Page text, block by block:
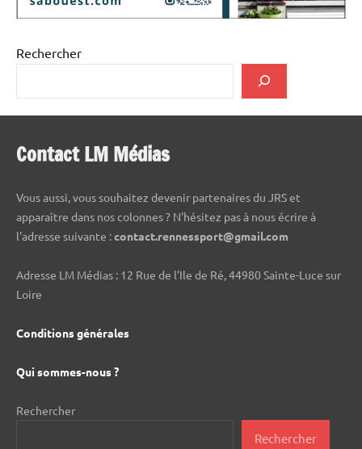
Rechercher
Contact LM Médias
Vous aussi, vous souhaitez devenir partenaires du JRS et
apparaître dans nos colonnes ? N'hésitez pas à nous écrire à
l'adresse suivante :contact.rennessport@gmail.com
Adresse LM Médias : 12 Rue de l'Ile de Ré, 44980 Sainte-Luce sur
Loire
Conditions générales
Qui sommes-nous ?
Rechercher
Rechercher